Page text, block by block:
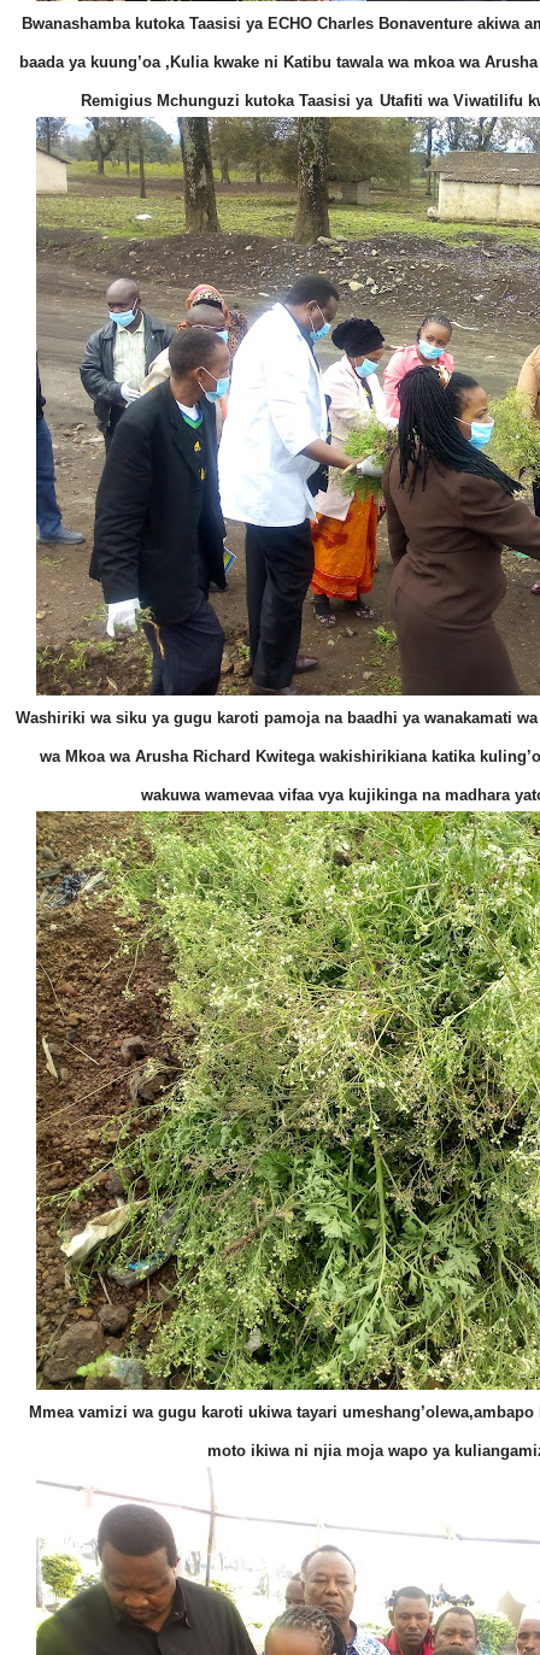
Bwanashamba kutoka Taasisi ya ECHO Charles Bonaventure akiwa
baada ya kuung’oa ,Kulia kwake ni Katibu tawala wa mkoa wa
Remigius Mchunguzi kutoka Taasisi ya Utafiti wa Viwatilifu
Washiriki wa siku ya gugu karoti pamoja na baadhi ya wanakamati
wa Mkoa wa Arusha Richard Kwitega wakishirikiana katika
wakuwa wamevaa vifaa vya kujikinga na madhara
Mmea vamizi wa gugu karoti ukiwa tayari
moto ikiwa ni njia moja wapo ya